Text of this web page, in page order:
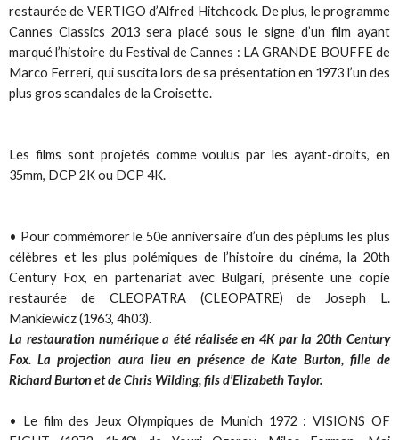
restaurée de VERTIGO d’Alfred Hitchcock. De plus, le programme
Cannes Classics 2013 sera placé sous le signe d’un film ayant
marqué l’histoire du Festival de Cannes : LA GRANDE BOUFFE de
Marco Ferreri, qui suscita lors de sa présentation en 1973 l’un des
plus gros scandales de la Croisette.
Les films sont projetés comme voulus par les ayant-droits, en
35mm, DCP 2K ou DCP 4K.
• Pour commémorer le 50e anniversaire d’un des péplums les plus
célèbres et les plus polémiques de l’histoire du cinéma, la 20th
Century Fox, en partenariat avec Bulgari, présente une copie
restaurée de CLEOPATRA (CLEOPATRE) de Joseph L.
Mankiewicz (1963, 4h03).
La restauration numérique a été réalisée en 4K par la 20th Century
Fox. La projection aura lieu en présence de Kate Burton, fille de
Richard Burton et de Chris Wilding, fils d’Elizabeth Taylor.
• Le film des Jeux Olympiques de Munich 1972 : VISIONS OF